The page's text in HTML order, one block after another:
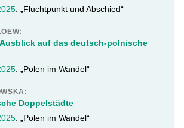
: „Fluchtpunkt und Abschied“
auf das deutsch-polnische
: „Polen im Wandel“
Doppelstädte
: „Polen im Wandel“